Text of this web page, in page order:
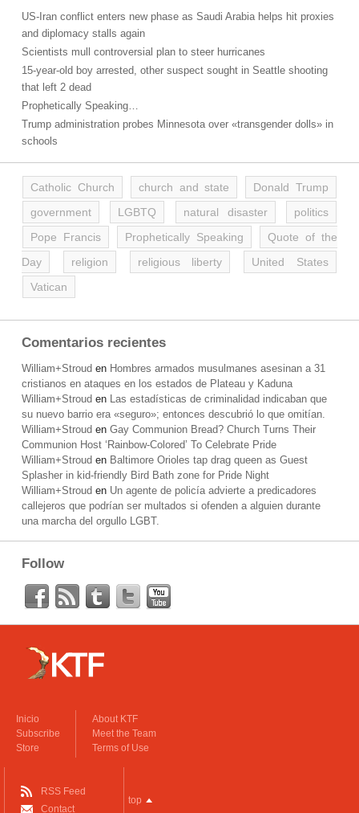
US-Iran conflict enters new phase as Saudi Arabia helps hit proxies
and diplomacy stalls again
Scientists mull controversial plan to steer hurricanes
15-year-old boy arrested, other suspect sought in Seattle shooting
that left 2 dead
Prophetically Speaking…
Trump administration probes Minnesota over «transgender dolls» in
schools
Catholic Church church and state
Donald Trump
government
LGBTQ natural disaster
politics
Pope Francis
Prophetically Speaking
Quote of the
Day
religion religious liberty
United States
Vatican
Comentarios recientes
William+Stroud en Hombres armados musulmanes asesinan a 31
cristianos en ataques en los estados de Plateau y Kaduna
William+Stroud en Las estadísticas de criminalidad indicaban que
su nuevo barrio era «seguro»; entonces descubrió lo que omitían.
William+Stroud en Gay Communion Bread? Church Turns Their
Communion Host ‘Rainbow-Colored’ To Celebrate Pride
William+Stroud en Baltimore Orioles tap drag queen as Guest
Splasher in kid-friendly Bird Bath zone for Pride Night
William+Stroud en Un agente de policía advierte a predicadores
callejeros que podrían ser multados si ofenden a alguien durante
una marcha del orgullo LGBT.
Follow
Inicio
Subscribe
Store
About KTF
Meet the Team
Terms of Use
RSS Feed
Contact
top